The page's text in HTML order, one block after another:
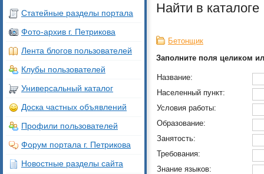
Найти в каталоге
Бетонщик
Заполните поля целиком
Название:
Населенный пункт:
Условия работы:
Образование:
Занятость:
Требования:
Знание языков:
Статейные разделы портала
Фото-архив г. Петрикова
Лента блогов пользователей
Клубы пользователей
Универсальный каталог
Доска частных объявлений
Профили пользователей
Форум портала г. Петрикова
Новостные разделы сайта